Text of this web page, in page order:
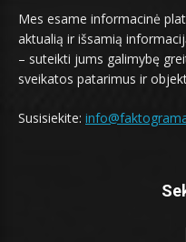
Mes esame informacinė
aktualią ir išsamią
– suteikti jums galimybę
sveikatos patarimus ir
Susisiekite: